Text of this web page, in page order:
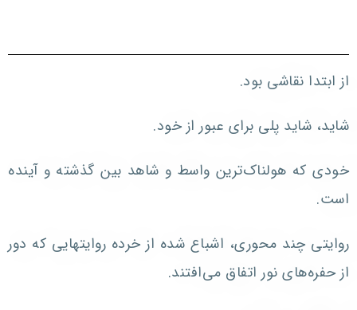
از ابتدا نقاشی بود.
شاید، شاید پلی برای عبور از خود.
خودی که هولناک‌ترین واسط و شاهد بین گذشته و آینده
است.
روایتی چند محوری، اشباع شده از خرده روایتهایی که دور
از حفره‌های نور اتفاق می‌افتند.